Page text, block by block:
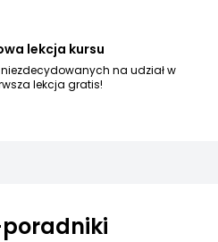
lekcja kursu
na udział w
lekcja gratis!